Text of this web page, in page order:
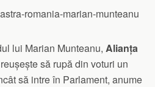
lui Marian Munteanu, Alianța
să rupă din voturi un
să intre în Parlament, anume